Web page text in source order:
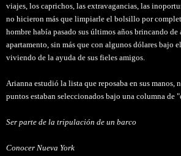
viajes, los caprichos, las extravagancias, las
no hicieron más que limpiarle el bolsillo por
hombre había pasado sus últimos años brincando de
apartamento, sin más que con algunos dólares bajo
viviendo de la ayuda de sus fieles amigos.
Arianna estudió la lista que reposaba en sus manos,
puntos estaban seleccionados bajo una columna de
Ser parte de la tripulación de un barco
Conocer Nueva York